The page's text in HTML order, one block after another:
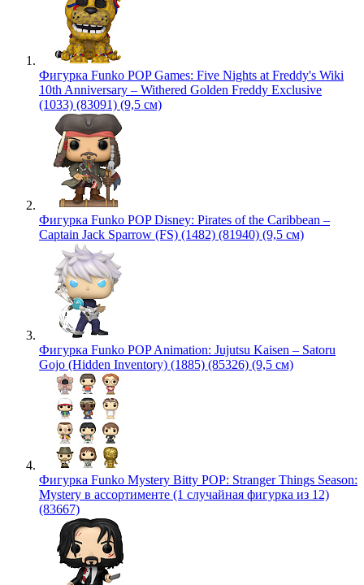
Фигурка Funko POP Games: Five Nights at Freddy's Wiki
10th Anniversary – Withered Golden Freddy Exclusive
(1033) (83091) (9,5 см)
Фигурка Funko POP Disney: Pirates of the Caribbean –
Captain Jack Sparrow (FS) (1482) (81940) (9,5 см)
Фигурка Funko POP Animation: Jujutsu Kaisen – Satoru
Gojo (Hidden Inventory) (1885) (85326) (9,5 см)
Фигурка Funko Mystery Bitty POP: Stranger Things Season:
Mystery в ассортименте (1 случайная фигурка из 12)
(83667)